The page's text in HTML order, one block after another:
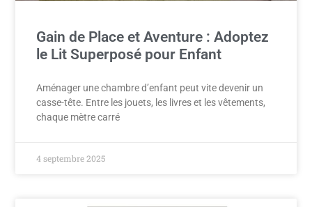
Gain de Place et Aventure : Adoptez
le Lit Superposé pour Enfant
Aménager une chambre d’enfant peut vite devenir un
casse-tête. Entre les jouets, les livres et les vêtements,
chaque mètre carré
4 septembre 2025